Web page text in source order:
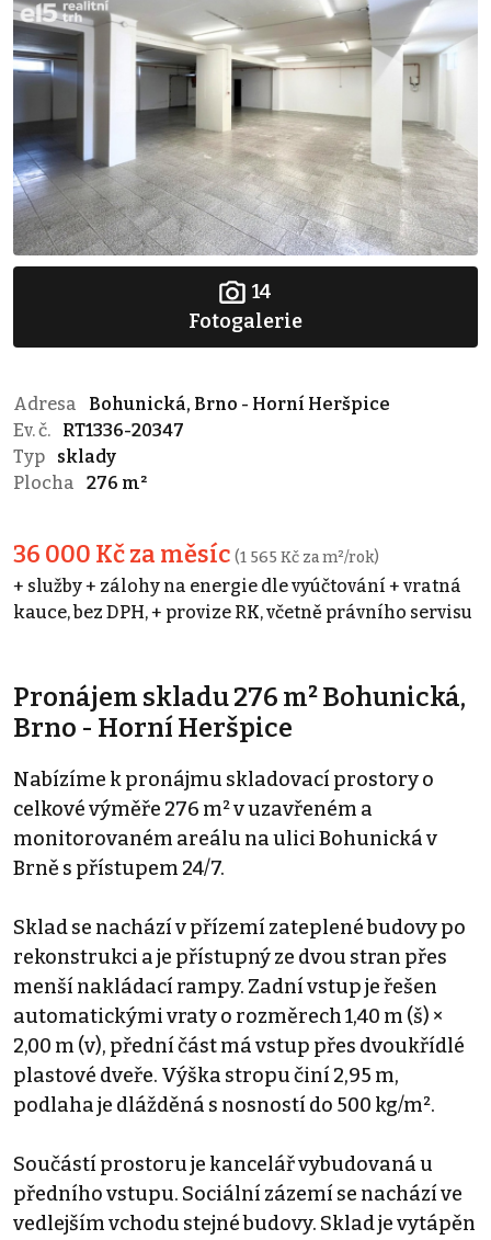
14
Fotogalerie
Adresa
Bohunická, Brno - Horní Heršpice
Ev. č.
RT1336-20347
Typ
sklady
Plocha
276 m²
36 000 Kč za měsíc (1 565 Kč za m²/rok)
+ služby + zálohy na energie dle vyúčtování + vratná
kauce, bez DPH, + provize RK, včetně právního servisu
Pronájem skladu 276 m² Bohunická,
Brno - Horní Heršpice
Nabízíme k pronájmu skladovací prostory o
celkové výměře 276 m² v uzavřeném a
monitorovaném areálu na ulici Bohunická v
Brně s přístupem 24/7.
Sklad se nachází v přízemí zateplené budovy po
rekonstrukci a je přístupný ze dvou stran přes
menší nakládací rampy. Zadní vstup je řešen
automatickými vraty o rozměrech 1,40 m (š) ×
2,00 m (v), přední část má vstup přes dvoukřídlé
plastové dveře. Výška stropu činí 2,95 m,
podlaha je dlážděná s nosností do 500 kg/m².
Součástí prostoru je kancelář vybudovaná u
předního vstupu. Sociální zázemí se nachází ve
vedlejším vchodu stejné budovy. Sklad je vytápěn